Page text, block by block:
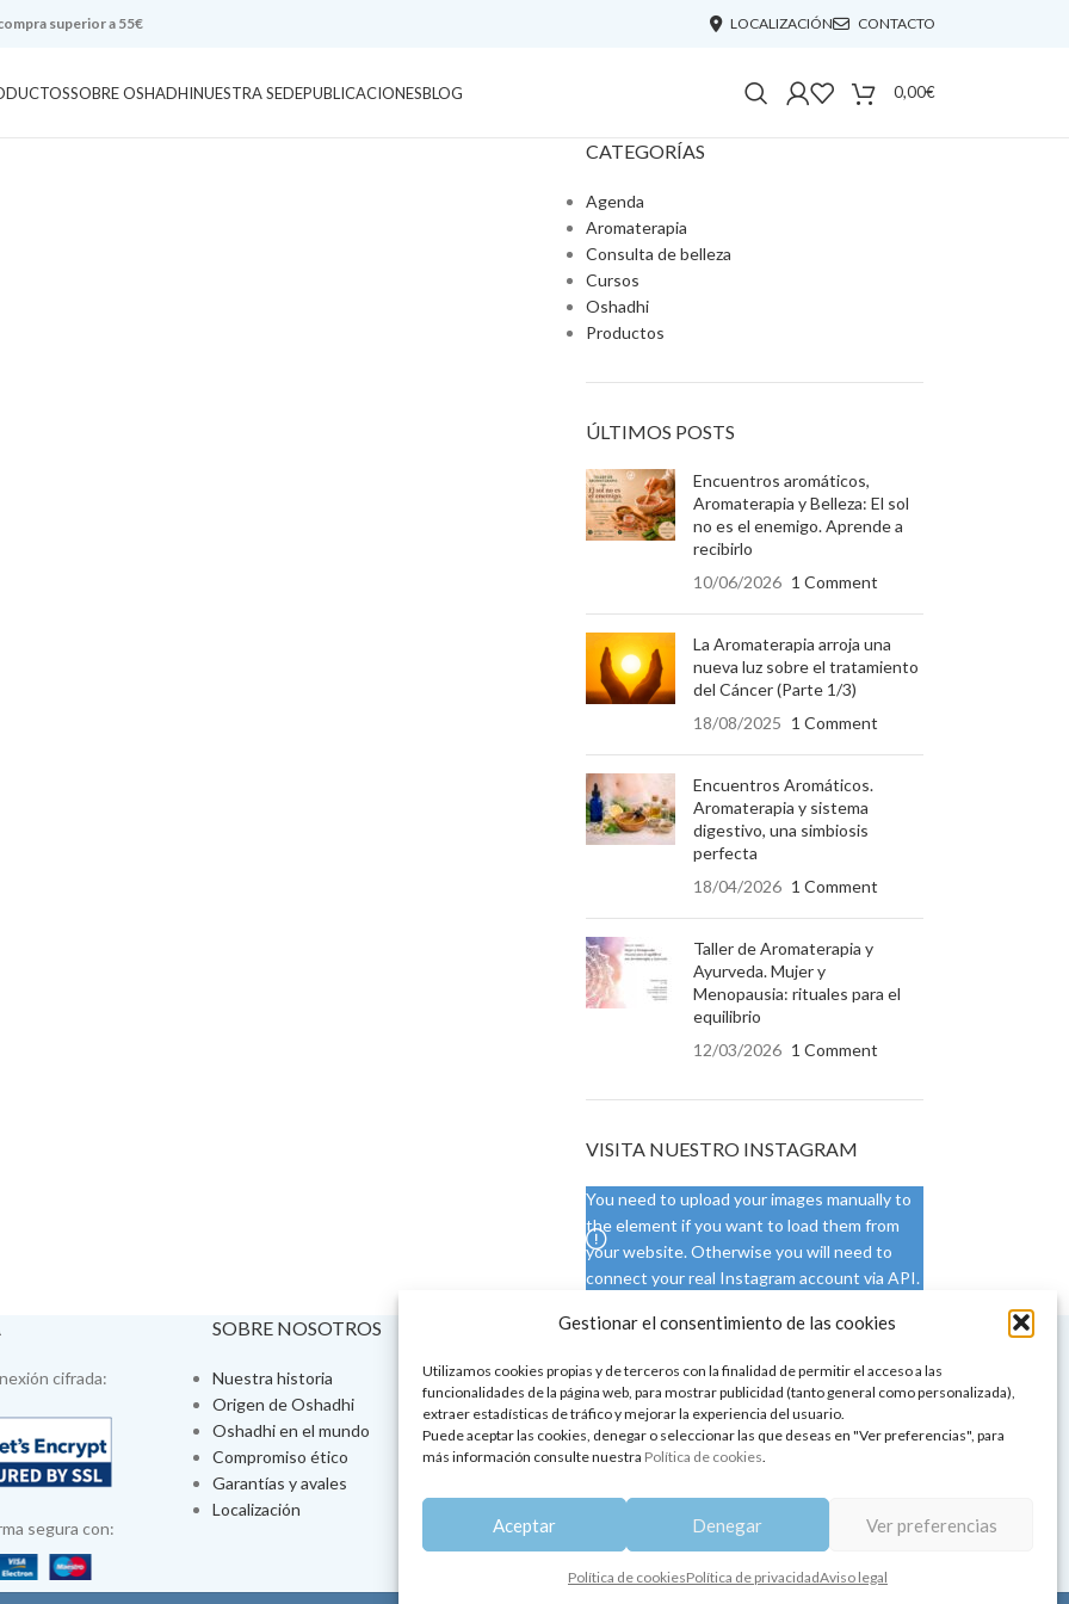
Gestionar el consentimiento de las cookies
Utilizamos cookies propias y de terceros con la finalidad de permitir el acceso a las
funcionalidades de la página web, para mostrar publicidad (tanto general como personalizada),
extraer estadísticas de tráfico y mejorar la experiencia del usuario.
Puede aceptar las cookies, denegar o seleccionar las que deseas en "Ver preferencias", para
más información consulte nuestra Política de cookies.
Aceptar Denegar Ver preferencias
Política de cookiesPolítica de privacidadAviso legal
superior a 55€ LOCALIZACIÓN CONTACTO
SOBRE OSHADHINUESTRA SEDEPUBLICACIONESBLOG 0,00€
CATEGORÍAS
Agenda
Aromaterapia
Consulta de belleza
Cursos
Oshadhi
Productos
ÚLTIMOS POSTS
Encuentros aromáticos,
Aromaterapia y Belleza: El sol
no es el enemigo. Aprende a
recibirlo
10/06/2026 1 Comment
La Aromaterapia arroja una
nueva luz sobre el tratamiento
del Cáncer (Parte 1/3)
18/08/2025 1 Comment
Encuentros Aromáticos.
Aromaterapia y sistema
digestivo, una simbiosis
perfecta
18/04/2026 1 Comment
Taller de Aromaterapia y
Ayurveda. Mujer y
Menopausia: rituales para el
equilibrio
12/03/2026 1 Comment
VISITA NUESTRO INSTAGRAM
You need to upload your images manually to
the element if you want to load them from
your website. Otherwise you will need to
connect your real Instagram account via API.
cifrada:
segura con:
SOBRE NOSOTROS
Nuestra historia
Origen de Oshadhi
Oshadhi en el mundo
Compromiso ético
Garantías y avales
Localización
VISÍTA NUESTRA SEDE
Tienda física
Talleres de aromaterapia
Tratamientos de belleza
Ayurveda
Aromaterapia y bienestar
CONDICIONES DE USO
Condiciones generales
Cambios y devoluciones
Formas de pago
Formas de envío